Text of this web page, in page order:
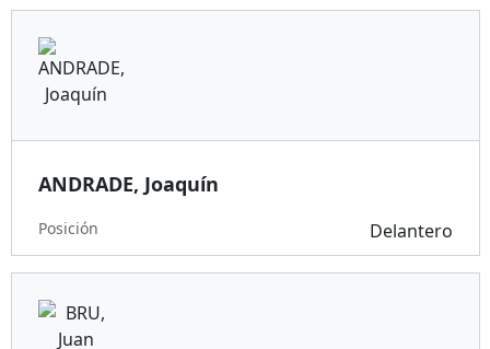
ANDRADE, Joaquín
Posición Delantero